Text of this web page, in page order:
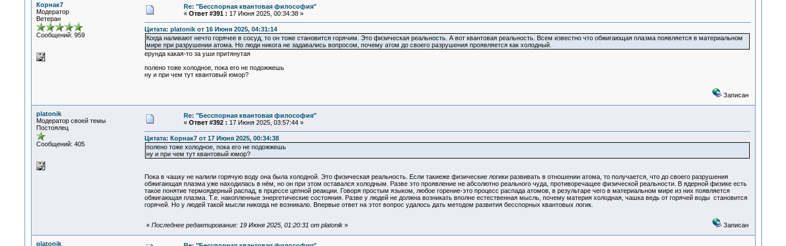
Корнак7
Модератор
Ветеран
Сообщений: 959
Re: "Бесспорная квантовая философия"
« Ответ #391 : 17 Июня 2025, 00:34:38 »
Цитата: platonik от 16 Июня 2025, 04:31:14
Когда наливают нечто горячее в сосуд, то он тоже становится горячим. Это физическая реальность. А вот квантовая реальность. Всем известно что обжигающая плазма появляется в материальном
мире при разрушении атома. Но люди никога не задавались вопросом, почему атом до своего разрушения проявляется как холодный.
ерунда какая-то за уши притянутая
полено тоже холодное, пока его не подожжешь
ну и при чем тут квантовый юмор?
Записан
platonik
Модератор своей темы
Постоялец
Сообщений: 405
Re: "Бесспорная квантовая философия"
« Ответ #392 : 17 Июня 2025, 03:57:44 »
Цитата: Корнак7 от 17 Июня 2025, 00:34:38
полено тоже холодное, пока его не подожжешь
ну и при чем тут квантовый юмор?
Пока в чашку не налили горячую воду она была холодной. Это физическая реальность. Если такиеже физические логики развивать в отношении атома, то получается, что до своего разрушения
обжигающая плазма уже находилась в нём, но он при этом оставался холодным. Разве это проявление не абсолютно реального чуда, противоречащее физической реальности. В ядерной физике есть
такое понятие термоядерный распад, в прцессе цепной реакции. Говоря простым языком, любое горение-это процесс распада атомов, в результаре чего в материальном мире из них появляется
обжигающая плазма. Т.е. накопленные энергетические состояния. Разве у людей не должна возникать вполне естественная мысль, почему материя холодная, чашка ведь от горячей воды становится
горячей. Но у людей такой мысли никогда не возникало. Впервые ответ на этот вопрос удалось дать методом развития бесспорных квантовых логик.
« Последнее редактирование: 19 Июня 2025, 01:20:31 от platonik» Записан
platonik